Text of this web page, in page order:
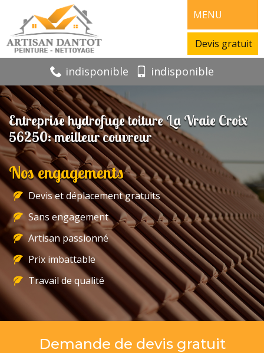
MENU
Devis gratuit
indisponible indisponible
Entreprise hydrofuge toiture La Vraie Croix
56250: meilleur couvreur
Nos engagements
Devis et déplacement gratuits
Sans engagement
Artisan passionné
Prix imbattable
Travail de qualité
Demande de devis gratuit